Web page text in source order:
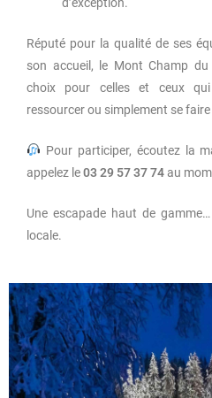
Réputé pour la qualité de ses
son accueil, le Mont Champ
choix pour celles et ceux qui
ressourcer ou simplement se faire
Pour participer, écoutez la
appelez le03 29 57 37 74au
Une escapade haut de
locale.